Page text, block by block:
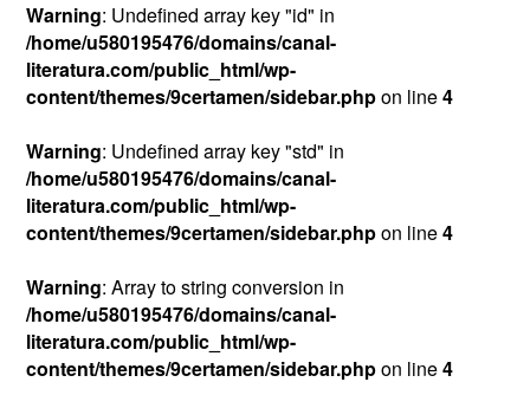
Warning: Undefined array key "id" in
/home/u580195476/domains/canal-
literatura.com/public_html/wp-
content/themes/9certamen/sidebar.phpon line4
Warning: Undefined array key "std" in
/home/u580195476/domains/canal-
literatura.com/public_html/wp-
content/themes/9certamen/sidebar.phpon line4
Warning: Array to string conversion in
/home/u580195476/domains/canal-
literatura.com/public_html/wp-
content/themes/9certamen/sidebar.phpon line4